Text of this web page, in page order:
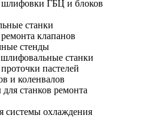
шлифовки ГБЦ и блоков
станки
клапанов
стенды
станки
пастелей
и коленвалов
станков ремонта
системы охлаждения